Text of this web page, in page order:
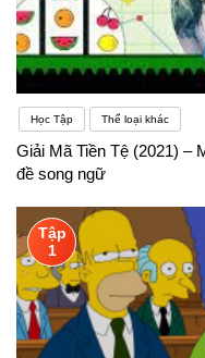
Học Tập Thể loại khác
Giải Mã Tiền Tệ (2021) –
đề song ngữ
Tập
1